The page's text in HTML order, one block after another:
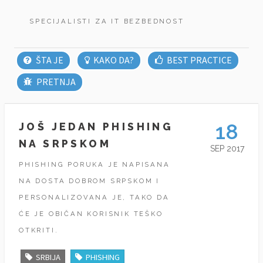
ŠTA JE KAKO DA?
BEST PRACTICE
PRETNJA
JOŠ JEDAN PHISHING
NA SRPSKOM
PHISHING PORUKA JE NAPISANA
NA DOSTA DOBROM SRPSKOM I
PERSONALIZOVANA JE, TAKO DA
ĆE JE OBIČAN KORISNIK TEŠKO
OTKRITI.
SRBIJA PHISHING
18
SEP 2017
SPECIJALISTI ZA IT BEZBEDNOST